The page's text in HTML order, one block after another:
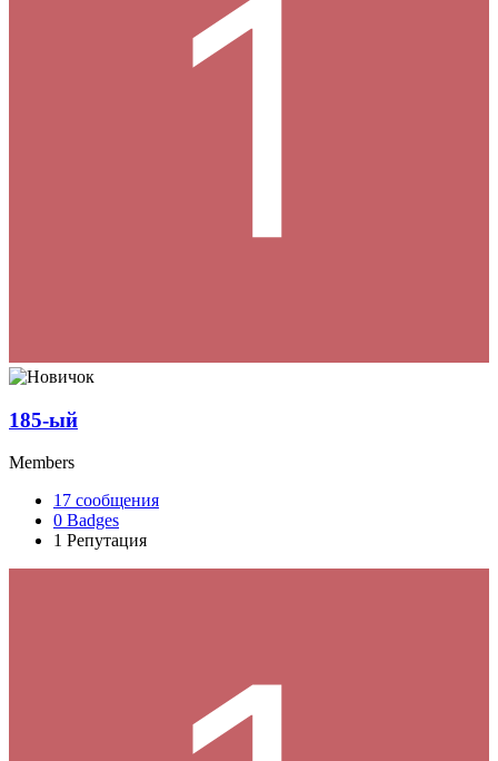
185-ый
Members
17 сообщения
0 Badges
1 Репутация